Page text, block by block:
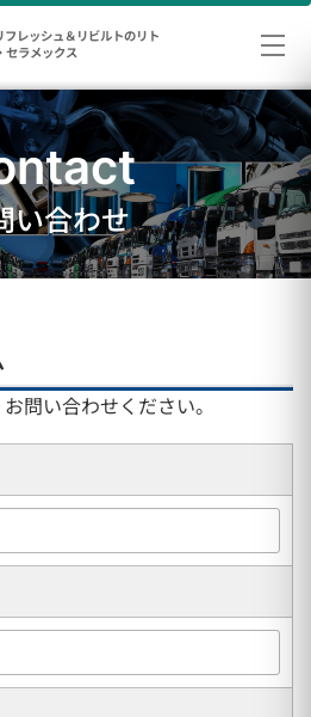
フレッシュ＆リビルトのリト
セラメックス
い合わせ
問い合わせください。